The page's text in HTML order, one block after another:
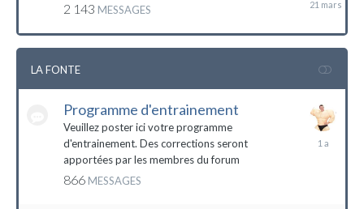
2 143 MESSAGES
LA FONTE
Programme d'entrainement
Veuillez poster ici votre programme
d'entrainement. Des corrections seront
apportées par les membres du forum
866 MESSAGES
20